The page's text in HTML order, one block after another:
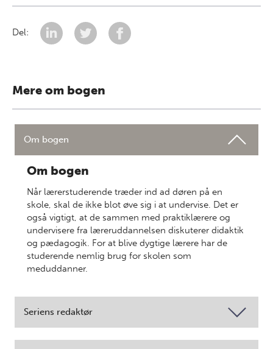
Del:
Mere om bogen
Om bogen
Om bogen
Når lærerstuderende træder ind ad døren på en
skole, skal de ikke blot øve sig i at undervise. Det er
også vigtigt, at de sammen med praktiklærere og
undervisere fra læreruddannelsen diskuterer didaktik
og pædagogik. For at blive dygtige lærere har de
studerende nemlig brug for skolen som
meduddanner.
Seriens redaktør